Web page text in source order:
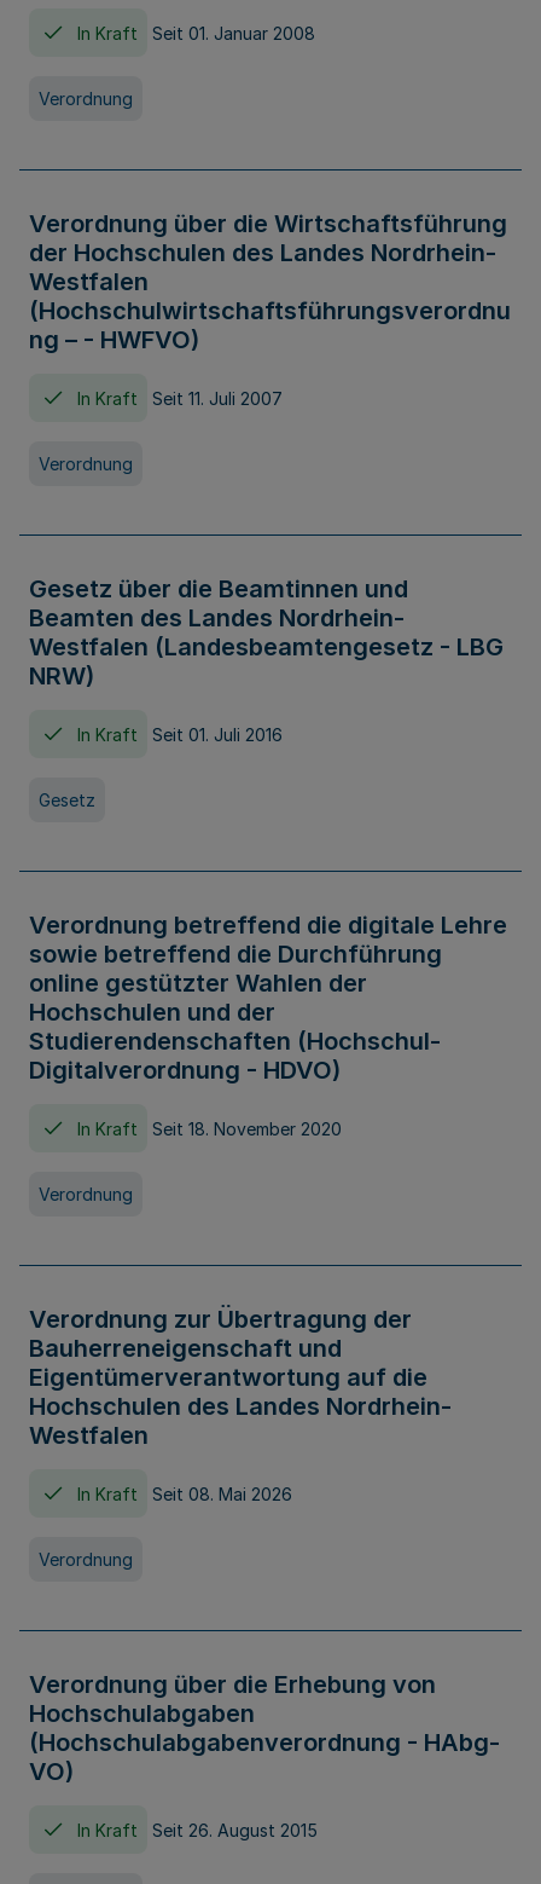
In Kraft Seit 01. Januar 2008
Verordnung
Verordnung über die Wirtschaftsführung
der Hochschulen des Landes Nordrhein-
Westfalen
(Hochschulwirtschaftsführungsverordnu
ng – - HWFVO)
In Kraft Seit 11. Juli 2007
Verordnung
Gesetz über die Beamtinnen und
Beamten des Landes Nordrhein-
Westfalen (Landesbeamtengesetz - LBG
NRW)
In Kraft Seit 01. Juli 2016
Gesetz
Verordnung betreffend die digitale Lehre
sowie betreffend die Durchführung
online gestützter Wahlen der
Hochschulen und der
Studierendenschaften (Hochschul-
Digitalverordnung - HDVO)
In Kraft Seit 18. November 2020
Verordnung
Verordnung zur Übertragung der
Bauherreneigenschaft und
Eigentümerverantwortung auf die
Hochschulen des Landes Nordrhein-
Westfalen
In Kraft Seit 08. Mai 2026
Verordnung
Verordnung über die Erhebung von
Hochschulabgaben
(Hochschulabgabenverordnung - HAbg-
VO)
In Kraft Seit 26. August 2015